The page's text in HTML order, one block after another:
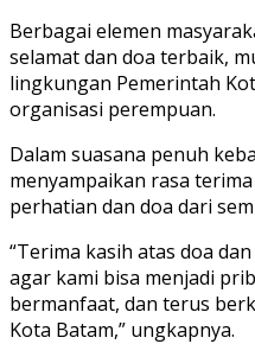
Berbagai elemen
selamat dan doa terbaik,
lingkungan Pemerintah
organisasi perempuan.
Dalam suasana penuh
menyampaikan rasa
perhatian dan doa dari
“Terima kasih atas doa
agar kami bisa menjadi
bermanfaat, dan terus
Kota Batam,” ungkapnya.